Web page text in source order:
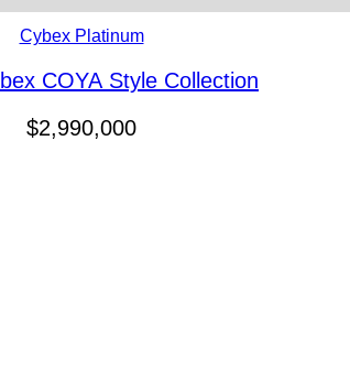
Cybex Platinum
COYA Style Collection
$2,990,000